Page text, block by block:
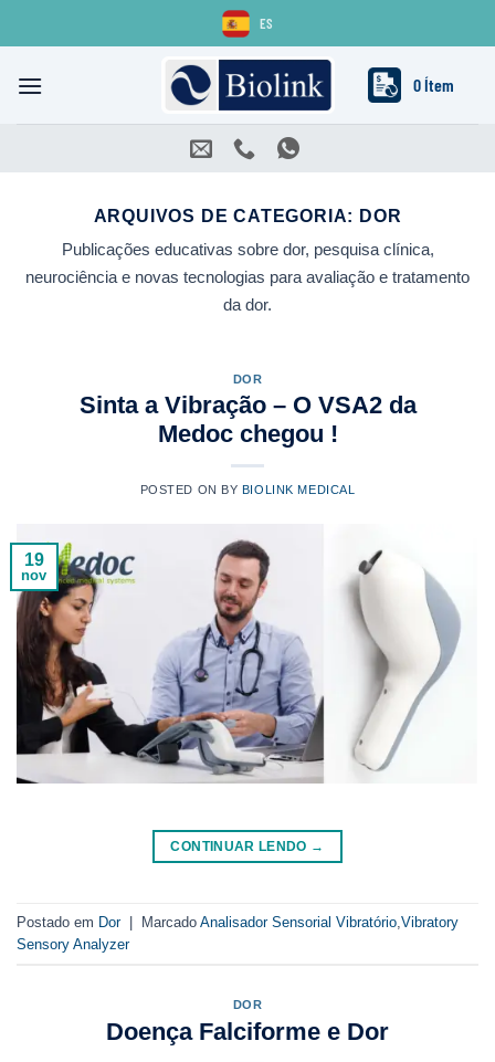
ES
0 Ítem
ARQUIVOS DE CATEGORIA: DOR
Publicações educativas sobre dor, pesquisa clínica,
neurociência e novas tecnologias para avaliação e tratamento
da dor.
DOR
Sinta a Vibração – O VSA2 da
Medoc chegou !
POSTED ON BY BIOLINK MEDICAL
19
nov
CONTINUAR LENDO →
Postado em Dor | Marcado Analisador Sensorial Vibratório Vibratory
Sensory Analyzer
DOR
Doença Falciforme e Dor